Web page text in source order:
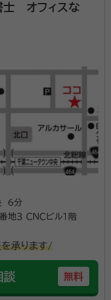
士 オフィスな
6分
千葉県印西市中央北一丁目３番地３ ＣＮＣビル１階
を承ります/
談 無料